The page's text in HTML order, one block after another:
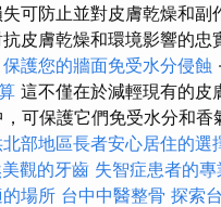
可防止並對皮膚乾燥和副
皮膚乾燥和環境影響的忠
護您的牆面免受水分侵蝕
這不僅在於減輕現有的皮
可保護它們免受水分和香
部地區長者安心居住的選
觀的牙齒 失智症患者的
場所 台中中醫整骨 探索